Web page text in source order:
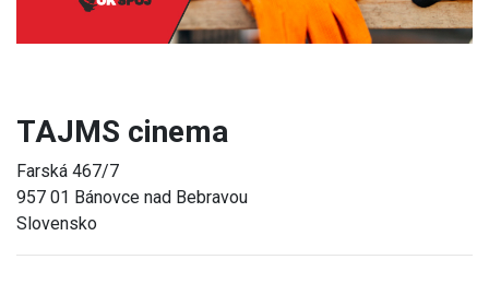
TAJMS cinema
Farská 467/7
957 01 Bánovce nad Bebravou
Slovensko